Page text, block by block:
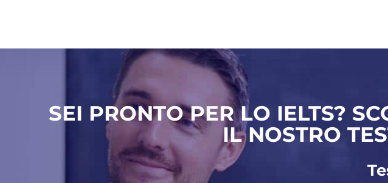
SEI PRONTO PER LO IELTS?
IL NOSTRO